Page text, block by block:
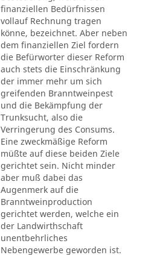
finanziellen Bedürfnissen
vollauf Rechnung tragen
könne, bezeichnet. Aber neben
dem finanziellen Ziel fordern
die Befürworter dieser Reform
auch stets die Einschränkung
der immer mehr um sich
greifenden Branntweinpest
und die Bekämpfung der
Trunksucht, also die
Verringerung des Consums.
Eine zweckmäßige Reform
müßte auf diese beiden Ziele
gerichtet sein. Nicht minder
aber muß dabei das
Augenmerk auf die
Branntweinproduction
gerichtet werden, welche ein
der Landwirthschaft
unentbehrliches
Nebengewerbe geworden ist.